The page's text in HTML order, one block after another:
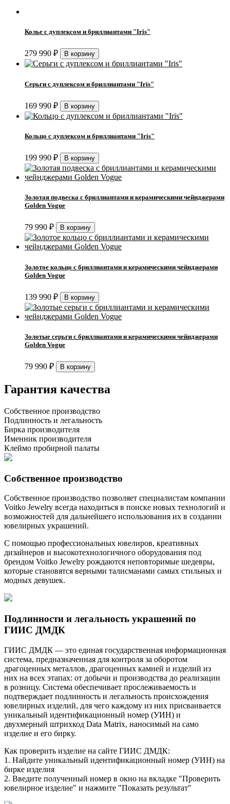
Колье с дуплексом и бриллиантами "Iris"
279 990 ₽
Серьги с дуплексом и бриллиантами "Iris"
169 990 ₽
Кольцо с дуплексом и бриллиантами "Iris"
199 990 ₽
Золотая подвеска с бриллиантами и керамическими чейнджерами
Golden Vogue
79 990 ₽
Золотое кольцо с бриллиантами и керамическими чейнджерами
Golden Vogue
139 990 ₽
Золотые серьги с бриллиантами и керамическими чейнджерами
Golden Vogue
79 990 ₽
Гарантия качества
Собственное производство
Подлинность и легальность
Бирка производителя
Именник производителя
Клеймо пробирной палаты
Собственное производство
Собственное производство позволяет специалистам компании
Voitko Jewelry всегда находиться в поиске новых технологий и
возможностей для дальнейшего использования их в создании
ювелирных украшений.
С помощью профессиональных ювелиров, креативных
дизайнеров и высокотехнологичного оборудования под
брендом Voitko Jewelry рождаются неповторимые шедевры,
которые становятся верными талисманами самых стильных и
модных девушек.
Подлинности и легальность украшений по
ГИИС ДМДК
ГИИС ДМДК — это единая государственная информационная
система, предназначенная для контроля за оборотом
драгоценных металлов, драгоценных камней и изделий из
них на всех этапах: от добычи и производства до реализации
в розницу. Система обеспечивает прослеживаемость и
подтверждает подлинность и легальность происхождения
ювелирных изделий, для чего каждому из них присваивается
уникальный идентификационный номер (УИН) и
двухмерный штрихкод Data Matrix, наносимый на само
изделие и его бирку.
Как проверить изделие на сайте ГИИС ДМДК:
1. Найдите уникальный идентификационный номер (УИН) на
бирке изделия
2. Введите полученный номер в окно на вкладке "Проверить
ювелирное изделие" и нажмите "Показать результат"